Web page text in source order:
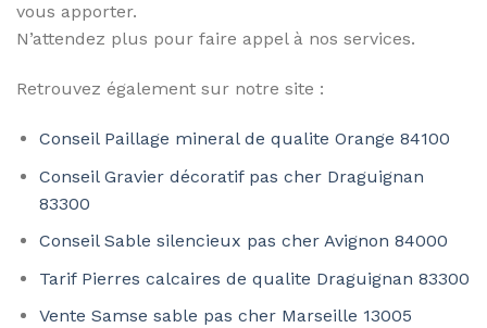
vous apporter.
N’attendez plus pour faire appel à nos services.
Retrouvez également sur notre site :
Conseil Paillage mineral de qualite Orange 84100
Conseil Gravier décoratif pas cher Draguignan
83300
Conseil Sable silencieux pas cher Avignon 84000
Tarif Pierres calcaires de qualite Draguignan 83300
Vente Samse sable pas cher Marseille 13005